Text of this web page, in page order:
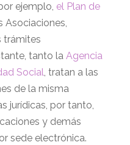
ejemplo, el Plan de
Asociaciones,
trámites
tanto la Agencia
Social, tratan a las
de la misma
jurídicas, por tanto,
y demás
sede electrónica.